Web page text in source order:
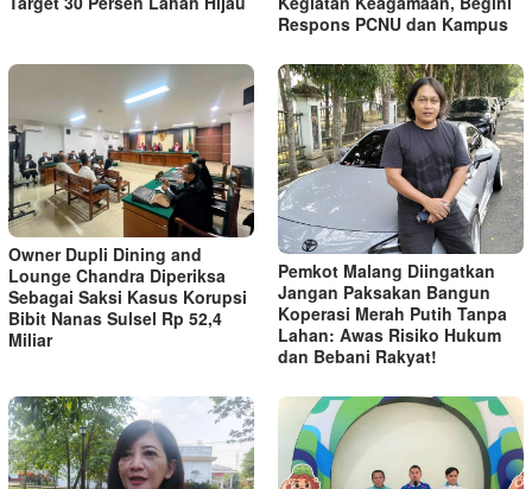
Respons PCNU dan Kampus
Owner Dupli Dining and
Lounge Chandra Diperiksa
Sebagai Saksi Kasus Korupsi
Bibit Nanas Sulsel Rp 52,4
Miliar
Pemkot Malang Diingatkan
Jangan Paksakan Bangun
Koperasi Merah Putih Tanpa
Lahan: Awas Risiko Hukum
dan Bebani Rakyat!